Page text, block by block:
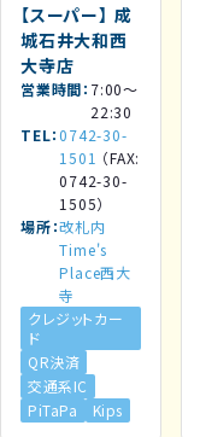
【スーパー】 成
城石井大和西
大寺店
営業時間 7:00～
22:30
TEL 0742-30-
1501 （FAX:
0742-30-
1505）
場所 改札内
Time's
Place西大
寺
クレジットカー
ド
QR決済
交通系IC
PiTaPa
Kips